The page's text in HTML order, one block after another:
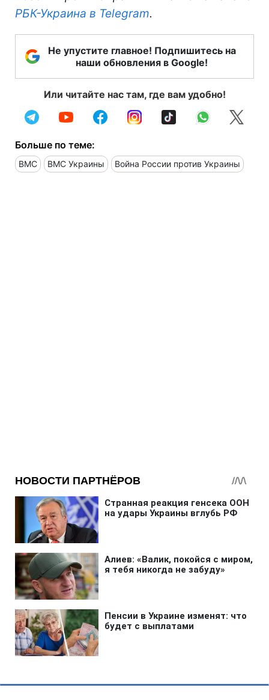
РБК-Украина в Telegram.
Не упустите главное! Подпишитесь на
наши обновления в Google!
Или читайте нас там, где вам удобно!
Больше по теме:
ВМС ВМС Украины Война России против Украины